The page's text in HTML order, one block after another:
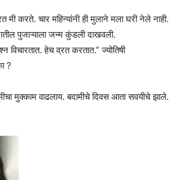
मी करते. चार महिन्यांनी ही मुलाने मला घरी नेले नाही.
पुजाऱ्याला जन्म कुंडली दाखवली.
विचारतात. हेच व्रत करतात.” ज्योतिषी
?
मुक्काम वाढलाय. बदामीचे दिवस आता सवयीचे झाले.